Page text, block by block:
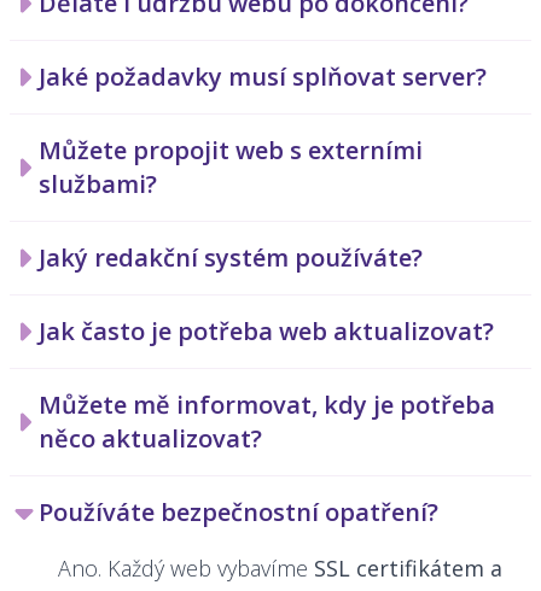
Jaké požadavky musí splňovat server?
Můžete propojit web s externími
službami?
Jaký redakční systém používáte?
Jak často je potřeba web aktualizovat?
Můžete mě informovat, kdy je potřeba
něco aktualizovat?
Používáte bezpečnostní opatření?
Ano. Každý web vybavíme SSL certifikátem a